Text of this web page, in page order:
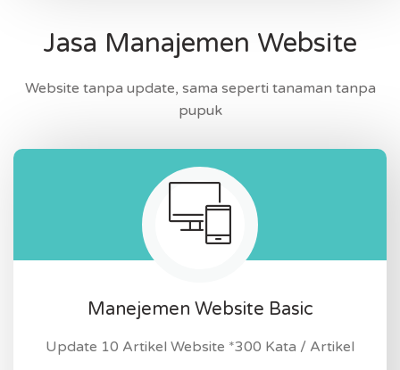
Jasa Manajemen Website
Website tanpa update, sama seperti tanaman tanpa
pupuk
Manejemen Website Basic
Update 10 Artikel Website *300 Kata / Artikel